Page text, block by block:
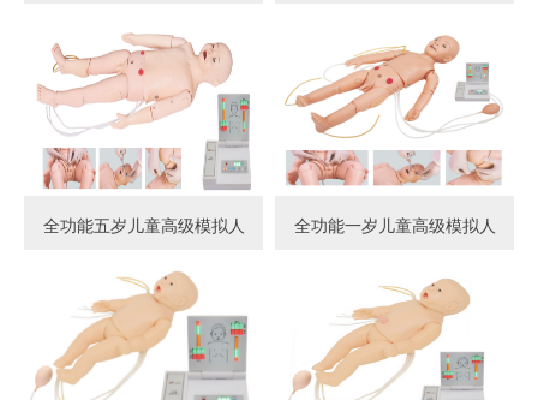
全功能五岁儿童高级模拟人 全功能一岁儿童高级模拟人